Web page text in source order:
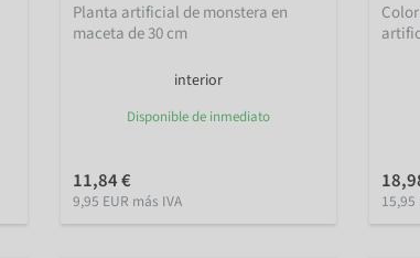
Planta artificial de monstera en
maceta de 30 cm
interior
Disponible de inmediato
11,84 €
9,95 EUR más IVA 15,95